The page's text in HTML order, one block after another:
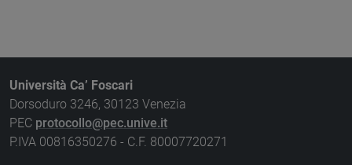
Università Ca’ Foscari
Dorsoduro 3246, 30123 Venezia
PEC protocollo@pec.unive.it
P.IVA 00816350276 - C.F. 80007720271